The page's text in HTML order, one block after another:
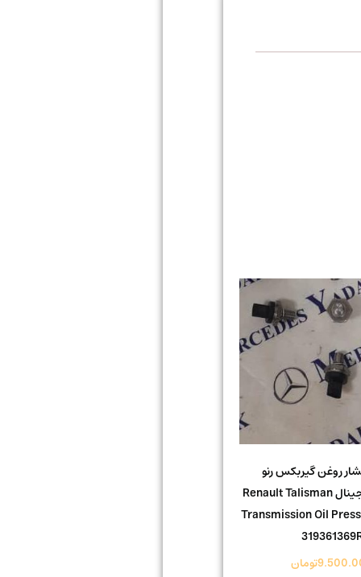
روغن گیربکس رنو
تالیسمان اورجینال Renault Talisman
Transmission Oil
تومان